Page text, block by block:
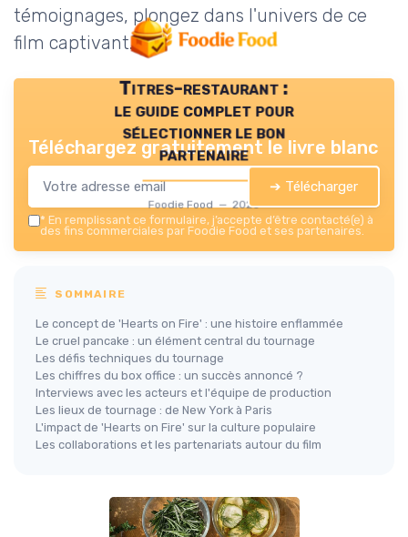
témoignages, plongez dans l'univers de ce
film captivant.
Titres-restaurant :
le guide complet pour
sélectionner le bon
partenaire
Foodie Food — 2026
Téléchargez gratuitement le livre blanc
➔ Télécharger
* En remplissant ce formulaire, j’accepte d’être contacté(e) à
des fins commerciales par Foodie Food et ses partenaires.
SOMMAIRE
Le concept de 'Hearts on Fire' : une histoire enflammée
Le cruel pancake : un élément central du tournage
Les défis techniques du tournage
Les chiffres du box office : un succès annoncé ?
Interviews avec les acteurs et l'équipe de production
Les lieux de tournage : de New York à Paris
L'impact de 'Hearts on Fire' sur la culture populaire
Les collaborations et les partenariats autour du film